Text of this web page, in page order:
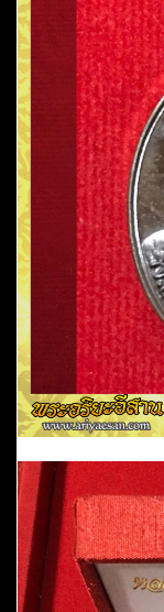
นวะ
โลหะ
หมายเลข145
ปี2561
วัด
เทพ
กัญญา
ราม
อ.เมือง
สกลนคร
ชิ้น